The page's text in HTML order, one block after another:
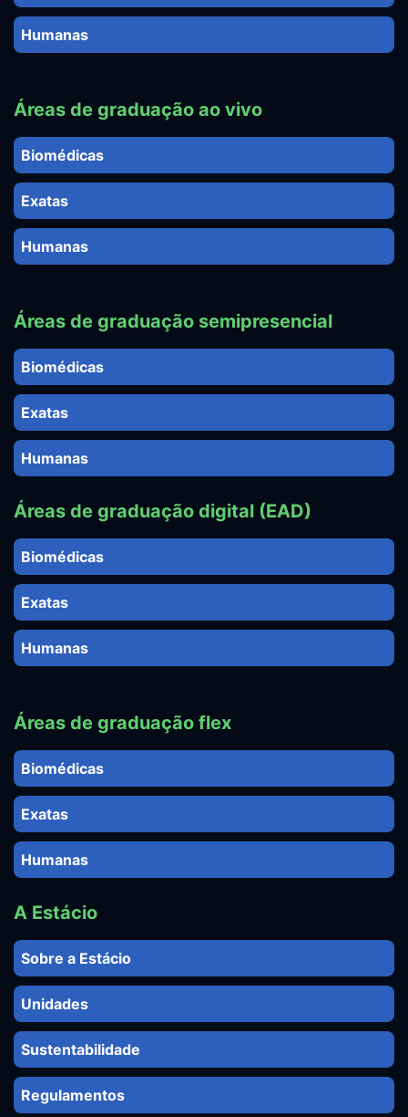
Humanas
Áreas de graduação ao vivo
Biomédicas
Exatas
Humanas
Áreas de graduação semipresencial
Biomédicas
Exatas
Humanas
Áreas de graduação digital (EAD)
Biomédicas
Exatas
Humanas
Áreas de graduação flex
Biomédicas
Exatas
Humanas
A Estácio
Sobre a Estácio
Unidades
Sustentabilidade
Regulamentos